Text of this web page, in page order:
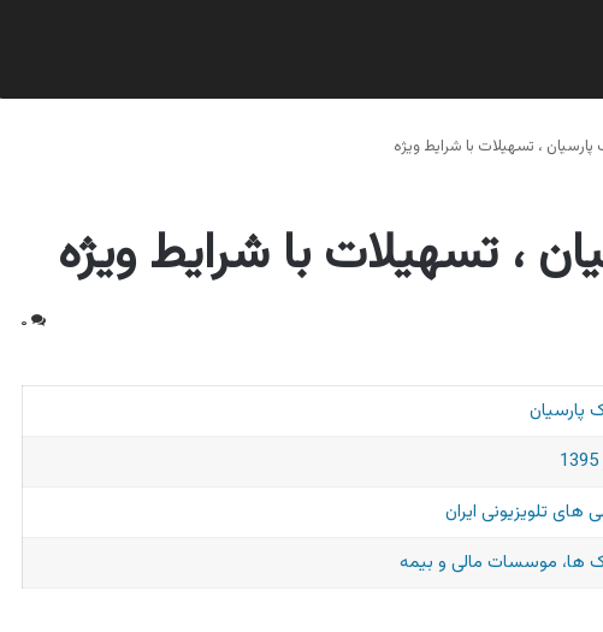
پارسیان ، تسهیلات با شرایط ویژه
، تسهیلات با شرایط ویژه
۰
پارسیان
های تلویزیونی ایران
ها، موسسات مالی و بیمه